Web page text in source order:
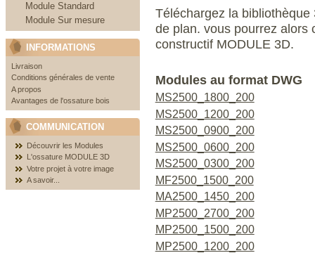
Module Standard
Module Sur mesure
INFORMATIONS
Livraison
Conditions générales de vente
A propos
Avantages de l'ossature bois
COMMUNICATION
Découvrir les Modules
L'ossature MODULE 3D
Votre projet à votre image
A savoir...
Téléchargez la
de plan. vous pourrez alors
constructif MODULE 3D.
Modules au format DWG
MS2500_1800_200
MS2500_1200_200
MS2500_0900_200
MS2500_0600_200
MS2500_0300_200
MF2500_1500_200
MA2500_1450_200
MP2500_2700_200
MP2500_1500_200
MP2500_1200_200